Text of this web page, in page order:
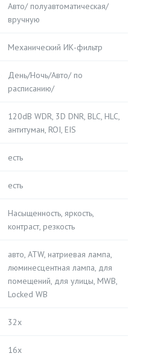
Авто/ полуавтоматическая/
вручную
Механический ИК-фильтр
День/Ночь/Авто/ по
расписанию/
120dB WDR, 3D DNR, BLC, HLC,
антитуман, ROI, EIS
есть
есть
Насыщенность, яркость,
контраст, резкость
авто, ATW, натриевая лампа,
люминесцентная лампа, для
помещений, для улицы, MWB,
Locked WB
32x
16x